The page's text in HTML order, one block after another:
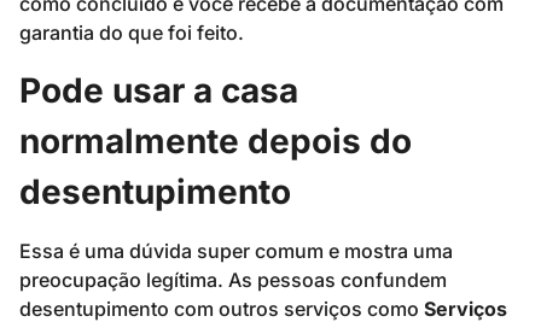
garantia do que foi feito.
Pode usar a casa
normalmente depois do
desentupimento
Essa é uma dúvida super comum e mostra uma
preocupação legítima. As pessoas confundem
desentupimento com outros serviços como Serviços